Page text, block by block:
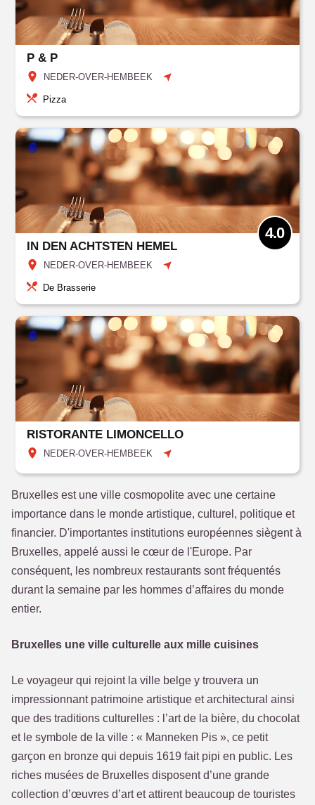
P & P
NEDER-OVER-HEMBEEK
Pizza
IN DEN ACHTSTEN HEMEL
NEDER-OVER-HEMBEEK
4.0
De Brasserie
RISTORANTE LIMONCELLO
NEDER-OVER-HEMBEEK
Bruxelles est une ville cosmopolite avec une certaine
importance dans le monde artistique, culturel, politique et
financier. D'importantes institutions européennes siègent à
Bruxelles, appelé aussi le cœur de l'Europe. Par
conséquent, les nombreux restaurants sont fréquentés
durant la semaine par les hommes d’affaires du monde
entier.
Bruxelles une ville culturelle aux mille cuisines
Le voyageur qui rejoint la ville belge y trouvera un
impressionnant patrimoine artistique et architectural ainsi
que des traditions culturelles : l’art de la bière, du chocolat
et le symbole de la ville : « Manneken Pis », ce petit
garçon en bronze qui depuis 1619 fait pipi en public. Les
riches musées de Bruxelles disposent d’une grande
collection d’œuvres d’art et attirent beaucoup de touristes